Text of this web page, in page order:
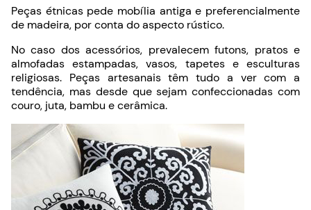
Peças étnicas pede mobília antiga e preferencialmente
de madeira, por conta do aspecto rústico.
No caso dos acessórios, prevalecem futons, pratos e
almofadas estampadas, vasos, tapetes e esculturas
religiosas. Peças artesanais têm tudo a ver com a
tendência, mas desde que sejam confeccionadas com
couro, juta, bambu e cerâmica.